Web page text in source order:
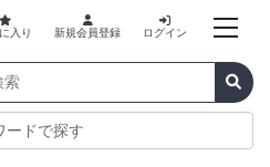
入り 新規会員登録 ログイン
ードで探す